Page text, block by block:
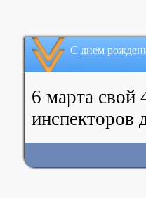
С днем
6 марта свой